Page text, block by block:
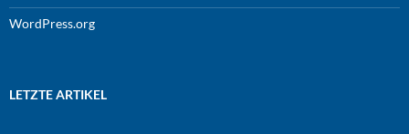
WordPress.org
LETZTE ARTIKEL